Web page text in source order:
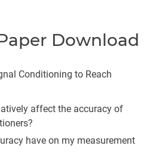
Download
Conditioning to Reach
affect the accuracy of
have on my measurement